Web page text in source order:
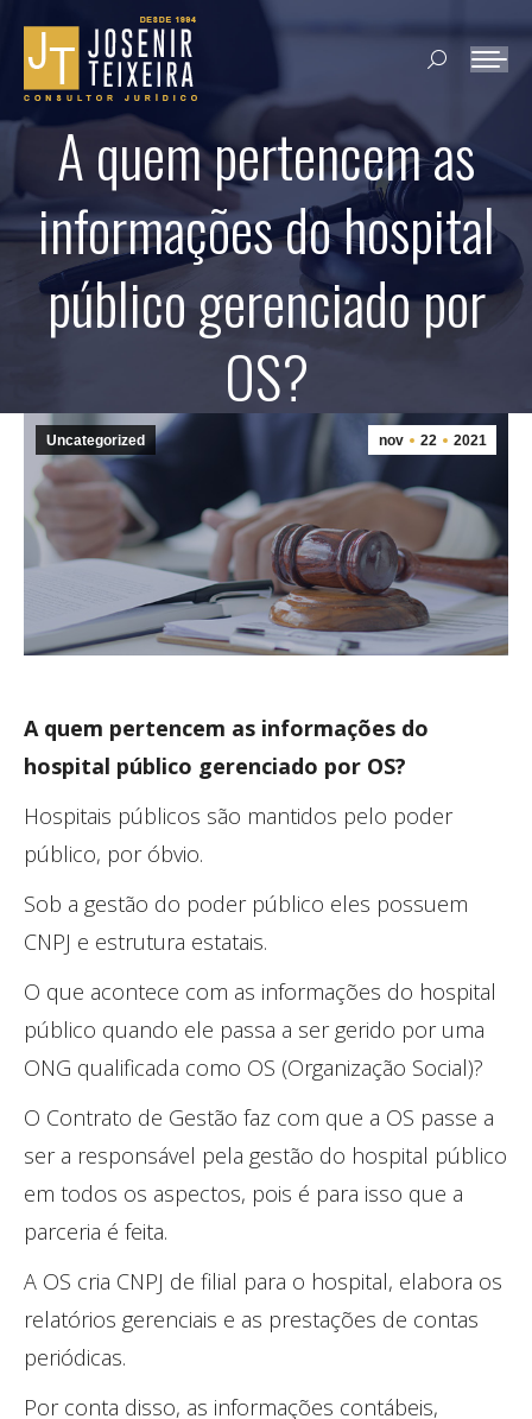
Search:
A quem pertencem as
informações do hospital
público gerenciado por
OS?
nov 22 2021
Uncategorized
A quem pertencem as informações do
hospital público gerenciado por OS?
Hospitais públicos são mantidos pelo poder
público, por óbvio.
Sob a gestão do poder público eles possuem
CNPJ e estrutura estatais.
O que acontece com as informações do hospital
público quando ele passa a ser gerido por uma
ONG qualificada como OS (Organização Social)?
O Contrato de Gestão faz com que a OS passe a
ser a responsável pela gestão do hospital público
em todos os aspectos, pois é para isso que a
parceria é feita.
A OS cria CNPJ de filial para o hospital, elabora os
relatórios gerenciais e as prestações de contas
periódicas.
Por conta disso, as informações contábeis,